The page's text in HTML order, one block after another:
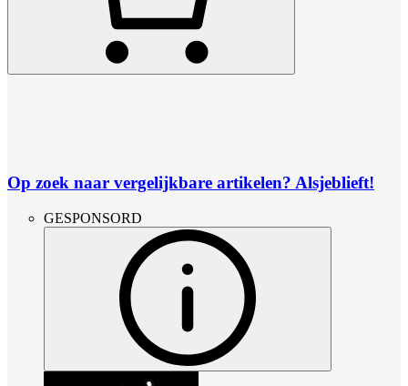
Op zoek naar vergelijkbare artikelen? Alsjeblieft!
GESPONSORD